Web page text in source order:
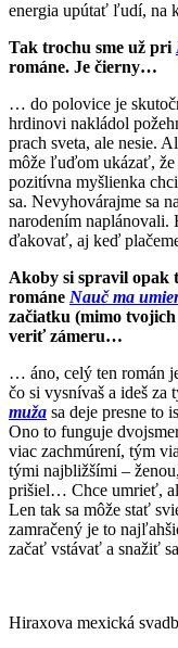
energia upútať ľudí, na
Tak trochu sme už pri
románe. Je čierny…
… do polovice je
hrdinovi nakládol
prach sveta, ale nesie.
môže ľuďom ukázať, že
pozitívna myšlienka
sa. Nevyhovárajme sa
narodením naplánovali.
ďakovať, aj keď
Akoby si spravil opak
románe Nauč ma
začiatku (mimo tvojich
veriť zámeru…
… áno, celý ten román
čo si vysnívaš a ideš za
muža sa deje presne to
Ono to funguje
viac zachmúrení, tým
tými najbližšími –
prišiel… Chce umrieť,
Len tak sa môže stať
zamračený je to
začať vstávať a snažiť
Hiraxova mexická